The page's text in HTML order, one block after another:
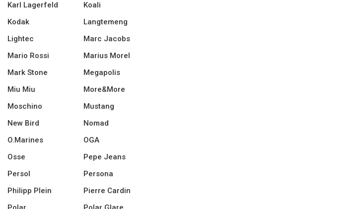
Karl Lagerfeld
Koali
Kodak
Langtemeng
Lightec
Marc Jacobs
Mario Rossi
Marius Morel
Mark Stone
Megapolis
Miu Miu
More&More
Moschino
Mustang
New Bird
Nomad
O.Marines
OGA
Osse
Pepe Jeans
Persol
Persona
Philipp Plein
Pierre Cardin